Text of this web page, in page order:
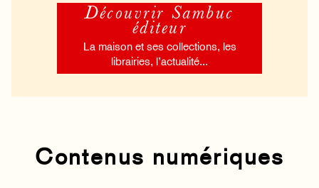
Découvrir Sambuc
éditeur
La maison et ses collections, les
librairies, l’actualité...
Contenus numériques